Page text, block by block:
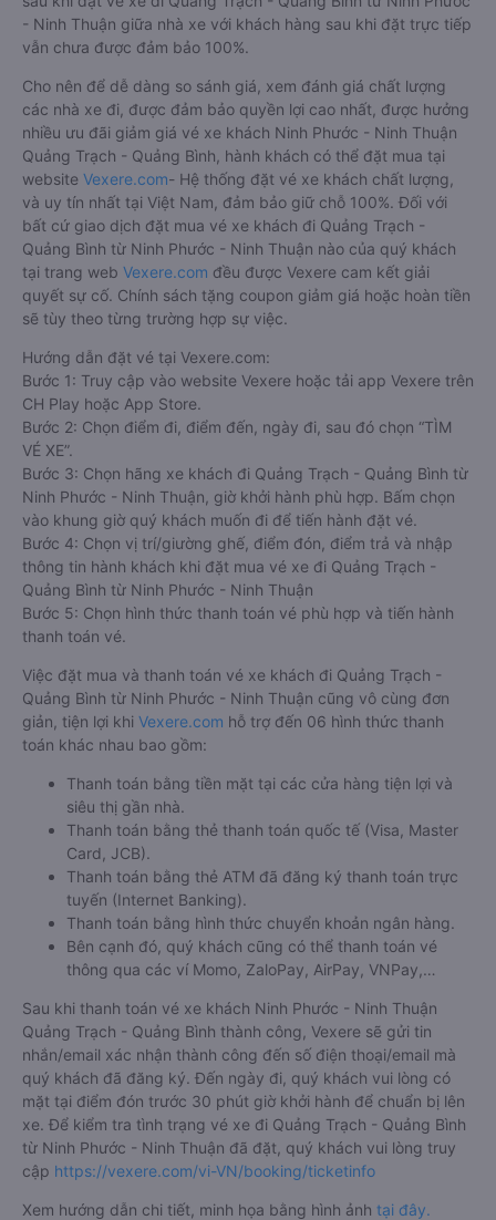
- Ninh Thuận giữa nhà xe với khách hàng sau khi đặt trực tiếp
vẫn chưa được đảm bảo 100%.
Cho nên để dễ dàng so sánh giá, xem đánh giá chất lượng
các nhà xe đi, được đảm bảo quyền lợi cao nhất, được hưởng
nhiều ưu đãi giảm giá vé xe khách Ninh Phước - Ninh Thuận
Quảng Trạch - Quảng Bình, hành khách có thể đặt mua tại
website Vexere.com- Hệ thống đặt vé xe khách chất lượng,
và uy tín nhất tại Việt Nam, đảm bảo giữ chỗ 100%. Đối với
bất cứ giao dịch đặt mua vé xe khách đi Quảng Trạch -
Quảng Bình từ Ninh Phước - Ninh Thuận nào của quý khách
tại trang web Vexere.com đều được Vexere cam kết giải
quyết sự cố. Chính sách tặng coupon giảm giá hoặc hoàn tiền
sẽ tùy theo từng trường hợp sự việc.
Hướng dẫn đặt vé tại Vexere.com:
Bước 1: Truy cập vào website Vexere hoặc tải app Vexere trên
CH Play hoặc App Store.
Bước 2: Chọn điểm đi, điểm đến, ngày đi, sau đó chọn “TÌM
VÉ XE”.
Bước 3: Chọn hãng xe khách đi Quảng Trạch - Quảng Bình từ
Ninh Phước - Ninh Thuận, giờ khởi hành phù hợp. Bấm chọn
vào khung giờ quý khách muốn đi để tiến hành đặt vé.
Bước 4: Chọn vị trí/giường ghế, điểm đón, điểm trả và nhập
thông tin hành khách khi đặt mua vé xe đi Quảng Trạch -
Quảng Bình từ Ninh Phước - Ninh Thuận
Bước 5: Chọn hình thức thanh toán vé phù hợp và tiến hành
thanh toán vé.
Việc đặt mua và thanh toán vé xe khách đi Quảng Trạch -
Quảng Bình từ Ninh Phước - Ninh Thuận cũng vô cùng đơn
giản, tiện lợi khi Vexere.com hỗ trợ đến 06 hình thức thanh
toán khác nhau bao gồm:
Thanh toán bằng tiền mặt tại các cửa hàng tiện lợi và
siêu thị gần nhà.
Thanh toán bằng thẻ thanh toán quốc tế (Visa, Master
Card, JCB).
Thanh toán bằng thẻ ATM đã đăng ký thanh toán trực
tuyến (Internet Banking).
Thanh toán bằng hình thức chuyển khoản ngân hàng.
Bên cạnh đó, quý khách cũng có thể thanh toán vé
thông qua các ví Momo, ZaloPay, AirPay, VNPay,…
Sau khi thanh toán vé xe khách Ninh Phước - Ninh Thuận
Quảng Trạch - Quảng Bình thành công, Vexere sẽ gửi tin
nhắn/email xác nhận thành công đến số điện thoại/email mà
quý khách đã đăng ký. Đến ngày đi, quý khách vui lòng có
mặt tại điểm đón trước 30 phút giờ khởi hành để chuẩn bị lên
xe. Để kiểm tra tình trạng vé xe đi Quảng Trạch - Quảng Bình
từ Ninh Phước - Ninh Thuận đã đặt, quý khách vui lòng truy
cập https://vexere.com/vi-VN/booking/ticketinfo
Xem hướng dẫn chi tiết, minh họa bằng hình ảnh tại đây.